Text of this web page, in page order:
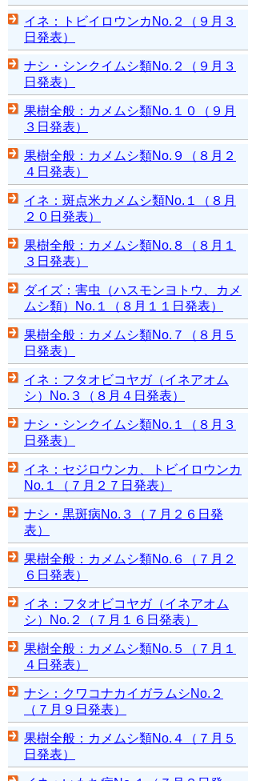
イネ：トビイロウンカNo.２（９月３
日発表）
ナシ・シンクイムシ類No.２（９月３
日発表）
果樹全般：カメムシ類No.１０（９月
３日発表）
果樹全般：カメムシ類No.９（８月２
４日発表）
イネ：斑点米カメムシ類No.１（８月
２０日発表）
果樹全般：カメムシ類No.８（８月１
３日発表）
ダイズ：害虫（ハスモンヨトウ、カメ
ムシ類）No.１（８月１１日発表）
果樹全般：カメムシ類No.７（８月５
日発表）
イネ：フタオビコヤガ（イネアオム
シ）No.３（８月４日発表）
ナシ・シンクイムシ類No.１（８月３
日発表）
イネ：セジロウンカ、トビイロウンカ
No.１（７月２７日発表）
ナシ・黒斑病No.３（７月２６日発
表）
果樹全般：カメムシ類No.６（７月２
６日発表）
イネ：フタオビコヤガ（イネアオム
シ）No.２（７月１６日発表）
果樹全般：カメムシ類No.５（７月１
４日発表）
ナシ：クワコナカイガラムシNo.２
（７月９日発表）
果樹全般：カメムシ類No.４（７月５
日発表）